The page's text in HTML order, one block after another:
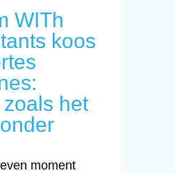
WITh
koos
het
moment